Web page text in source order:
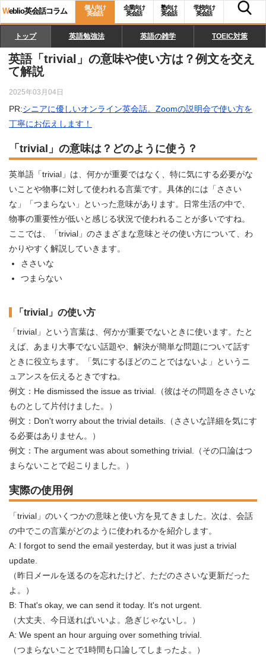
Weblio英会話コラム
個人向け
英会話
企業向け
英会話
塾向け
英会話
学校向け
英会話
トップ 英語勉強法 英語の雑学 TOEIC対策
英語「trivial」の意味や使い方は？例文を交え
て解説
2025年03月04日
PR:シニアに優しいオンライン英会話。Zoomの説明会で使い方を
丁寧にお伝えします！
「trivial」の意味は？どのように使う？
英単語「trivial」は、何かが重要ではなく、特に気にする必要がな
いことや物事に対して使われる言葉です。具体的には「ささい
な」「つまらない」といった意味があります。日常生活の中で、
物事の重要性が低いと感じる状況で使われることが多いですね。
ここでは、「trivial」のさまざまな意味とその使い方について、わ
かりやすく解説していきます。
ささいな
つまらない
「trivial」の使い方
「trivial」という言葉は、何かが重要でないときに使います。たと
えば、あまり大事でない話題や、解決が簡単な問題について話す
ときに役立ちます。「気にするほどのことではないよ」というニ
ュアンスを伝えるときですね。
例文：He dismissed the issue as trivial.（彼はその問題をささいな
ものとして片付けました。）
例文：Don't worry about the trivial details.（ささいな詳細を気にす
る必要はありません。）
例文：The argument was about something trivial.（その口論はつ
まらないことで起こりました。）
実際の使用例
「trivial」のいくつかの意味と使い方を見てきました。次は、会話
の中でこの言葉がどのように使われるかを紹介します。
A: I forgot to send the email yesterday, but it was just a trivial
update.
（昨日メールを送るのを忘れたけど、ただのささいな更新だった
よ。）
B: That's okay, we can send it today. It's not urgent.
（大丈夫、今日送ればいいよ。急ぎじゃないし。）
A: We spent an hour arguing over something trivial.
（つまらないことで1時間も口論してしまったよ。）